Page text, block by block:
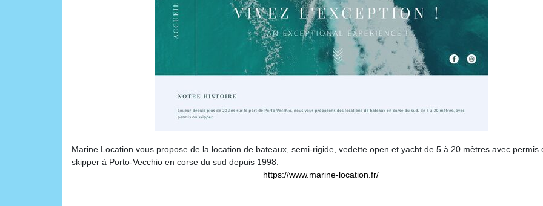
Marine Location vous propose de la location de bateaux, semi-rigide, vedette open et yacht de 5 à 20 mètres avec permis
skipper à Porto-Vecchio en corse du sud depuis 1998.
https://www.marine-location.fr/